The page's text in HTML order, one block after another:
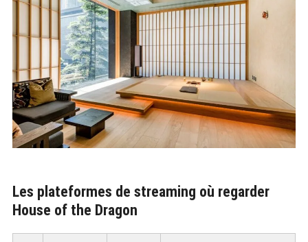
Les plateformes de streaming où regarder
House of the Dragon